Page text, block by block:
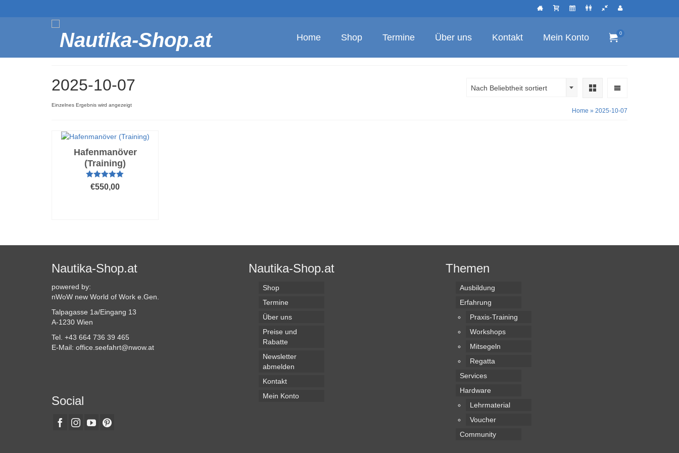
Home Shop Termine Über uns Kontakt Mein Konto 0
2025-10-07
Einzelnes Ergebnis wird angezeigt
Nach Beliebtheit sortiert
Home » 2025-10-07
Hafenmanöver
(Training)
Bewertet mit
5.00von 5
€550,00
weist
Varianten
auf.
Optionen
auf
Produktseite
gewählt
Nautika-Shop.at
powered by:
nWoW new World of Work e.Gen.
Talpagasse 1a/Eingang 13
A-1230 Wien
Tel. +43 664 736 39 465
E-Mail: office.seefahrt@nwow.at
Social
Nautika-Shop.at
Shop
Termine
Über uns
Preise und
Rabatte
Newsletter
abmelden
Kontakt
Mein Konto
Themen
Ausbildung
Erfahrung
Praxis-Training
Workshops
Mitsegeln
Regatta
Services
Hardware
Lehrmaterial
Voucher
Community